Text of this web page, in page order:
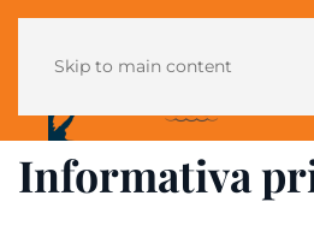
Skip to main content
Informativa